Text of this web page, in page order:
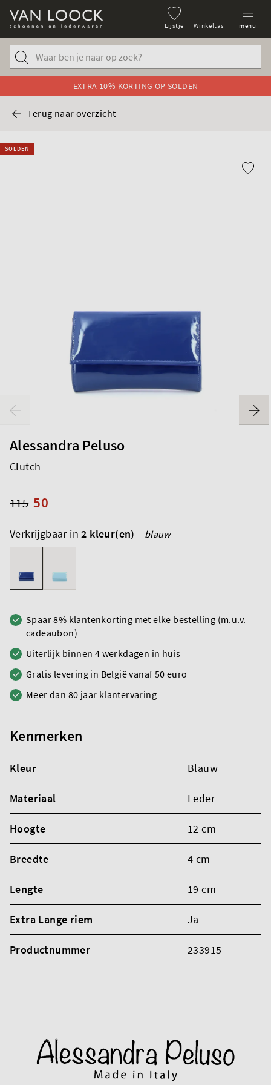
Lijstje Winkeltas menu
EXTRA 10% KORTING OP SOLDEN
Terug naar overzicht
SOLDEN
Alessandra Peluso
Clutch
50
115
Verkrijgbaar in2 kleur(en) blauw
Spaar 8% klantenkorting met elke bestelling (m.u.v.
cadeaubon)
Uiterlijk binnen 4 werkdagen in huis
Gratis levering in België vanaf 50 euro
Meer dan 80 jaar klantervaring
Kenmerken
Kleur Blauw
Materiaal Leder
Hoogte 12 cm
Breedte 4 cm
Lengte 19 cm
Extra Lange riem Ja
Productnummer 233915